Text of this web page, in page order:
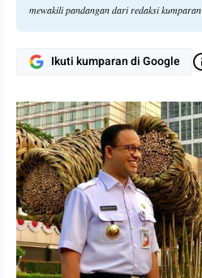
mewakili pandangan dari redaksi kumparan
Ikuti kumparan di Google